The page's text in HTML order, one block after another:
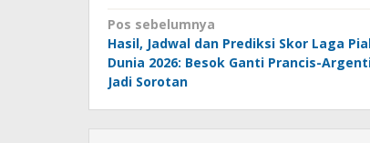
Navigasi
pos
Pos sebelumnya
Hasil, Jadwal dan Prediksi Skor Laga
Dunia 2026: Besok Ganti Prancis-
Jadi Sorotan